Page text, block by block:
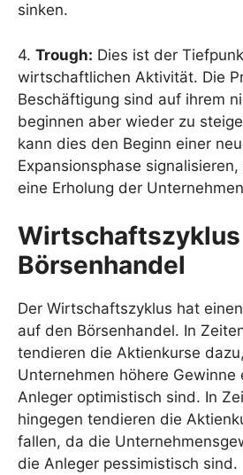
sinken.
4. Trough: Dies ist der
wirtschaftlichen Aktivität. Die
Beschäftigung sind auf ihrem
beginnen aber wieder zu
kann dies den Beginn einer
Expansionsphase
eine Erholung der
Wirtschaftszyklus
Börsenhandel
Der Wirtschaftszyklus hat
auf den Börsenhandel. In
tendieren die Aktienkurse
Unternehmen höhere Gewinne
Anleger optimistisch sind. In
hingegen tendieren die
fallen, da die
die Anleger pessimistisch sind.